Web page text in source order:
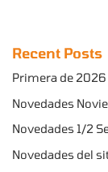
Recent Posts
Primera de 2026
Novedades
Novedades 1/2
Novedades del